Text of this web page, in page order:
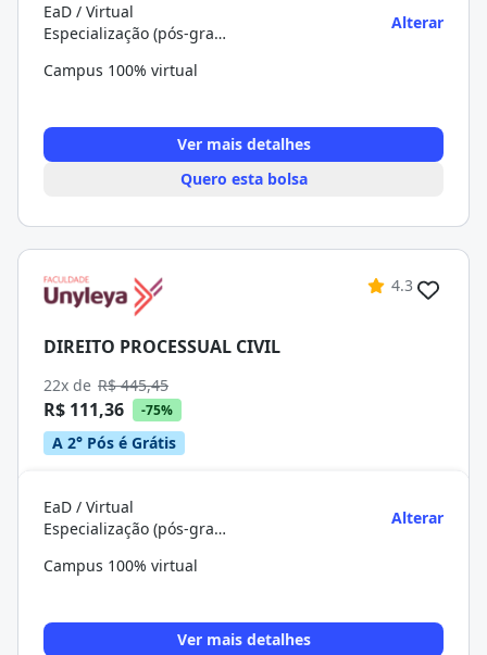
EaD / Virtual
Especialização (pós-graduação)
Alterar
Campus 100% virtual
Ver mais detalhes
Quero esta bolsa
4.3
DIREITO PROCESSUAL CIVIL
22x de R$ 445,45
R$ 111,36 -75%
A 2° Pós é Grátis
EaD / Virtual
Especialização (pós-graduação)
Alterar
Campus 100% virtual
Ver mais detalhes